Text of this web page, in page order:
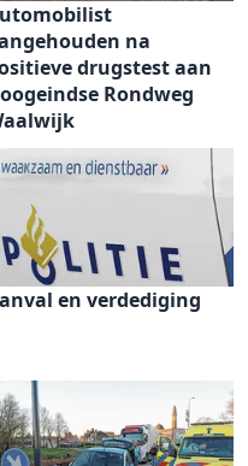
na
drugstest aan
Rondweg
en verdediging